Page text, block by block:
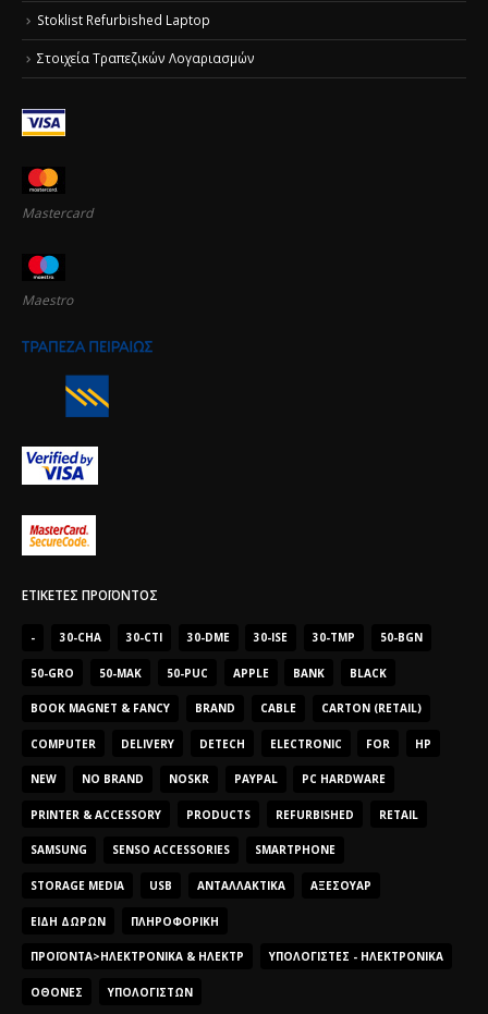
Stoklist Refurbished Laptop
Στοιχεία Τραπεζικών Λογαριασμών
Mastercard
Maestro
ΕΤΙΚΈΤΕΣ ΠΡΟΪΌΝΤΟΣ
- 30-CHA 30-CTI 30-DME 30-ISE 30-TMP 50-BGN
50-GRO 50-MAK 50-PUC APPLE BANK BLACK
BOOK MAGNET & FANCY BRAND CABLE CARTON (RETAIL)
COMPUTER DELIVERY DETECH ELECTRONIC FOR HP
NEW NO BRAND NOSKR PAYPAL PC HARDWARE
PRINTER & ACCESSORY PRODUCTS REFURBISHED RETAIL
SAMSUNG SENSO ACCESSORIES SMARTPHONE
STORAGE MEDIA USB ΑΝΤΑΛΛΑΚΤΙΚΆ ΑΞΕΣΟΥΆΡ
ΕΊΔΗ ΔΏΡΩΝ ΠΛΗΡΟΦΟΡΙΚΉ
ΠΡΟΪΌΝΤΑ>ΗΛΕΚΤΡΟΝΙΚΆ & ΗΛΕΚΤΡ ΥΠΟΛΟΓΙΣΤΈΣ - ΗΛΕΚΤΡΟΝΙΚΆ
ΟΘΌΝΕΣ ΥΠΟΛΟΓΙΣΤΏΝ